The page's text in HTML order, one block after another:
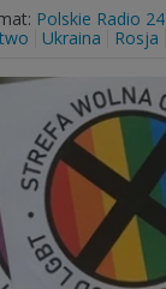
Polskie Radio 24
Ukraina Rosja